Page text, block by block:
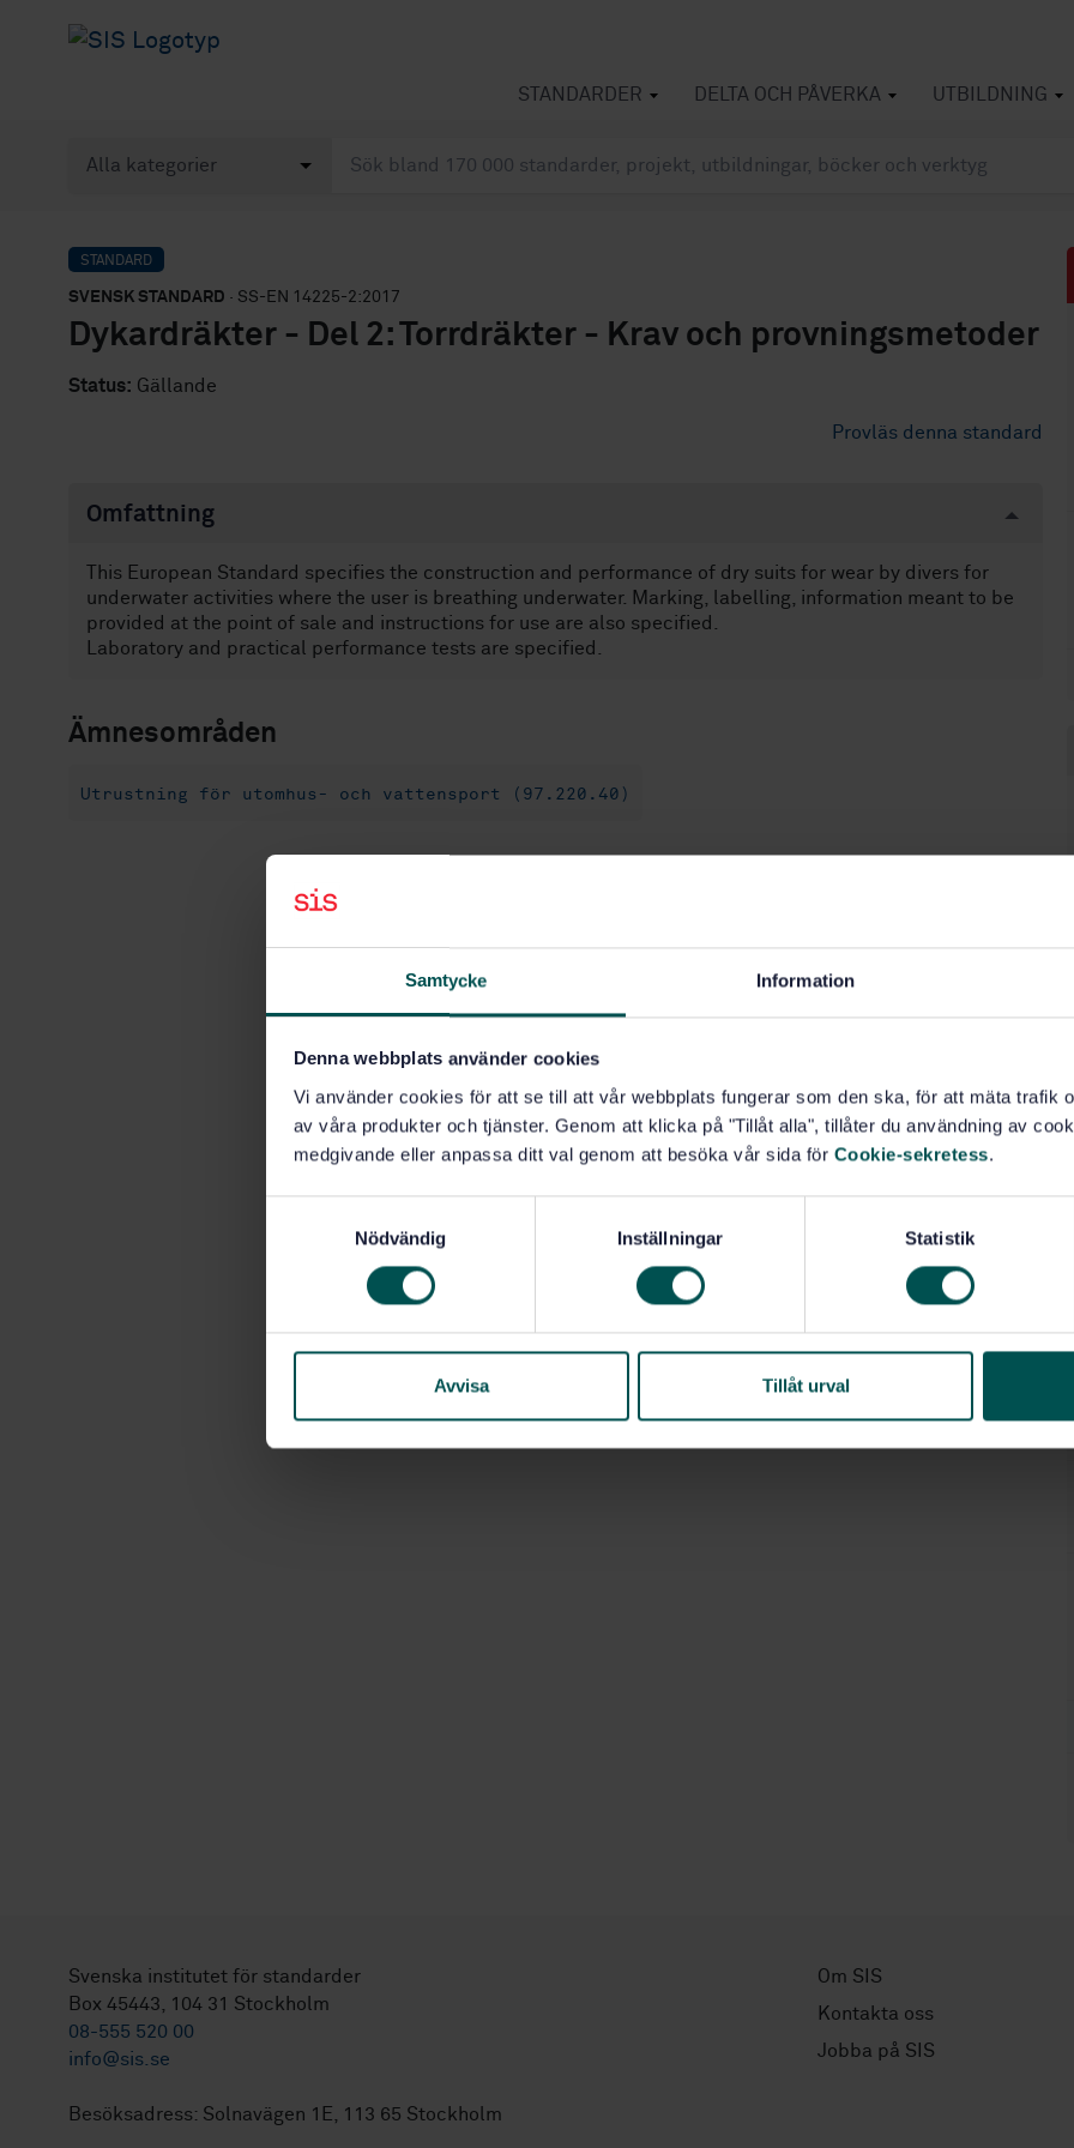
Samtycke Information
Denna webbplats använder cookies
Vi använder cookies för att se till att vår webbplats fungerar som den ska, för att mäta trafik
av våra produkter och tjänster. Genom att klicka på "Tillåt alla", tillåter du användning av
medgivande eller anpassa ditt val genom att besöka vår sida för Cookie-sekretess.
s
Nödvändig Inställningar Statistik
Avvisa Tillåt urval
STANDARDER DELTA OCH PÅVERKA UTBILDNING
STANDARD
SVENSK STANDARD · SS-EN 14225-2:2017
Dykardräkter - Del 2: Torrdräkter - Krav och provningsmetoder
Status: Gällande
Provläs denna standard
Omfattning
This European Standard specifies the construction and performance of dry suits for wear by divers for
underwater activities where the user is breathing underwater. Marking, labelling, information meant to be
provided at the point of sale and instructions for use are also specified.
Laboratory and practical performance tests are specified.
Ämnesområden
Utrustning för utomhus- och vattensport (97.220.40)
Svenska institutet för standarder
Box 45443, 104 31 Stockholm
08-555 520 00
info@sis.se
Besöksadress: Solnavägen 1E, 113 65 Stockholm
Om SIS
Kontakta oss
Jobba på SIS